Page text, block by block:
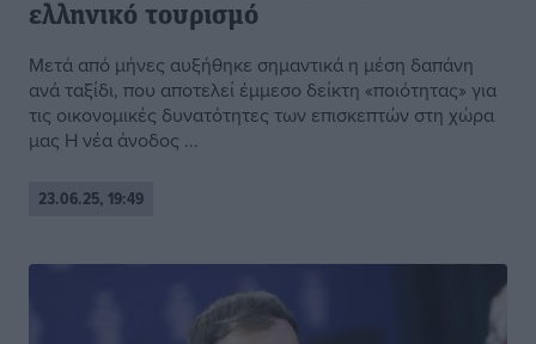
ελληνικό τουρισμό
Μετά από μήνες αυξήθηκε σημαντικά η μέση δαπάνη
ανά ταξίδι, που αποτελεί έμμεσο δείκτη «ποιότητας» για
τις οικονομικές δυνατότητες των επισκεπτών στη χώρα
μας Η νέα άνοδος ...
23.06.25, 19:49